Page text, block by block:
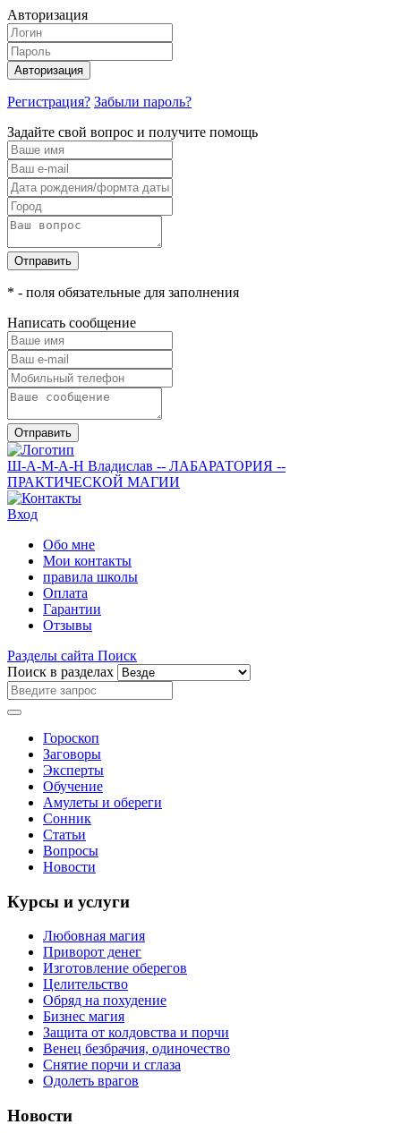
Авторизация
Авторизация
Регистрация? Забыли пароль?
Задайте свой вопрос и получите помощь
Отправить
* - поля обязательные для заполнения
Написать сообщение
Отправить
Ш-А-М-А-Н Владислав -- ЛАБАРАТОРИЯ --
ПРАКТИЧЕСКОЙ МАГИИ
Вход
Обо мне
Мои контакты
правила школы
Оплата
Гарантии
Отзывы
Разделы сайта Поиск
Поиск в разделах
Гороскоп
Заговоры
Эксперты
Обучение
Амулеты и обереги
Сонник
Статьи
Вопросы
Новости
Курсы и услуги
Любовная магия
Приворот денег
Изготовление оберегов
Целительство
Обряд на похудение
Бизнес магия
Защита от колдовства и порчи
Венец безбрачия, одиночество
Снятие порчи и сглаза
Одолеть врагов
Новости